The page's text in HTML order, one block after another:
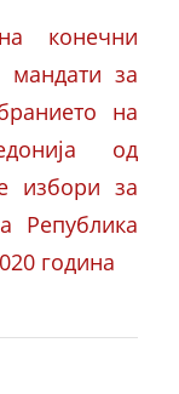
конечни
мандати за
на
од
избори за
Република
година